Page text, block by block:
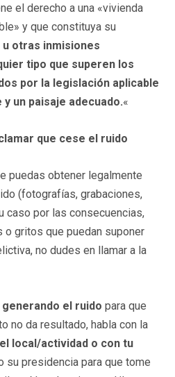
el derecho a una «vivienda
y que constituya su
otras inmisiones
tipo que superen los
por la legislación aplicable
un paisaje adecuado.«
que cese el ruido
puedas obtener legalmente
(fotografías, grabaciones,
caso por las consecuencias,
gritos que puedan suponer
no dudes en llamar a la
el ruido para que
no da resultado, habla con la
local/actividad o con tu
su presidencia para que tome